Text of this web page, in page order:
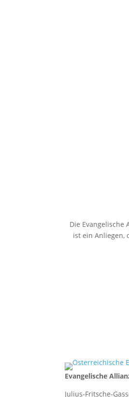
Die
ist ein Anliegen,
Evangelische
Julius-Fritsche-